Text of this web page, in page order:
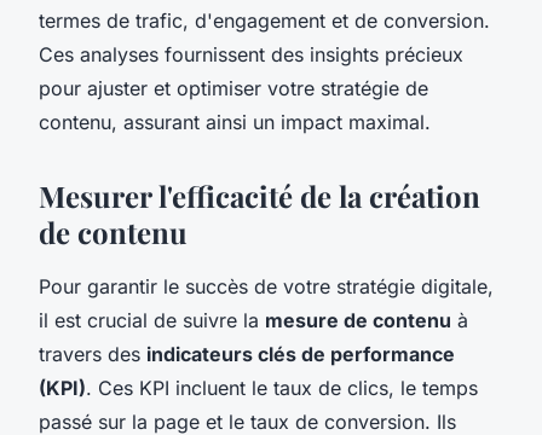
termes de trafic, d'engagement et de conversion.
Ces analyses fournissent des insights précieux
pour ajuster et optimiser votre stratégie de
contenu, assurant ainsi un impact maximal.
Mesurer l'efficacité de la création
de contenu
Pour garantir le succès de votre stratégie digitale,
il est crucial de suivre la mesure de contenu à
travers des indicateurs clés de performance
(KPI). Ces KPI incluent le taux de clics, le temps
passé sur la page et le taux de conversion. Ils